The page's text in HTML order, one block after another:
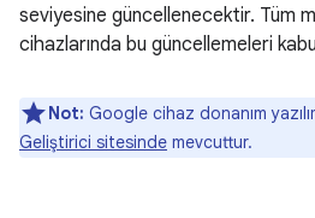
seviyesine güncellenecektir. Tüm
cihazlarında bu güncellemeleri
Not: Google cihaz donanım
Geliştirici sitesinde mevcuttur.